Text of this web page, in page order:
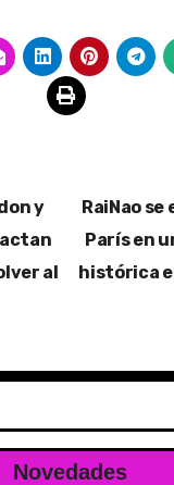
y
al
RaiNao
París en
histórica
Novedades